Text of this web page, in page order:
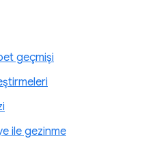
geçmişi
ile gezinme